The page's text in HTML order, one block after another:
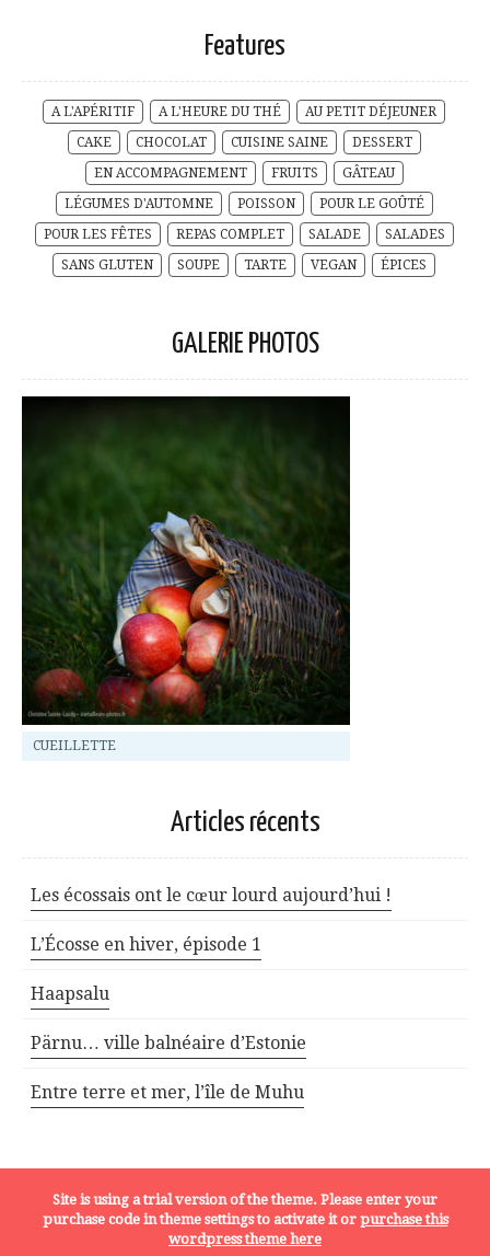
Features
A L'APÉRITIF A L'HEURE DU THÉ
AU PETIT DÉJEUNER
CAKE
CHOCOLAT CUISINE SAINE
DESSERT
EN ACCOMPAGNEMENT
FRUITS
GÂTEAU
LÉGUMES D'AUTOMNE
POISSON
POUR LE GOÛTÉ
POUR LES FÊTES
REPAS COMPLET SALADE
SALADES
SANS GLUTEN
SOUPE TARTE VEGAN ÉPICES
GALERIE PHOTOS
CUEILLETTE
Articles récents
Les écossais ont le cœur lourd aujourd’hui !
L’Écosse en hiver, épisode 1
Haapsalu
Pärnu… ville balnéaire d’Estonie
Entre terre et mer, l’île de Muhu
MENTIONS LÉGALES
Site is using a trial version of the theme. Please enter your
purchase code in theme settings to activate it or purchase this
wordpress theme here